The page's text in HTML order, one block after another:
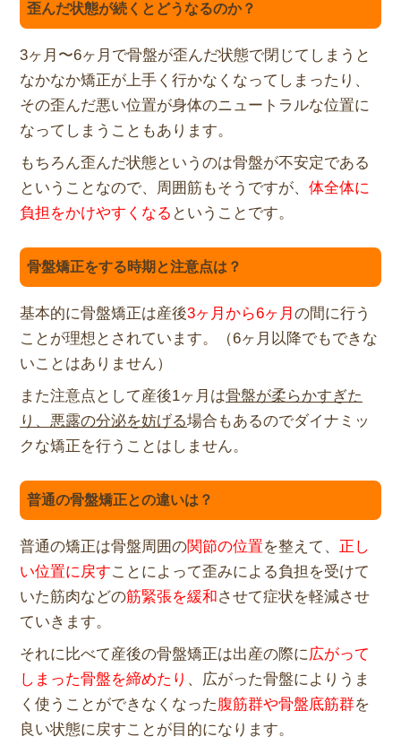
歪んだ状態が続くとどうなるのか？
3ヶ月〜6ヶ月で骨盤が歪んだ状態で閉じてしまうと
なかなか矯正が上手く 行かなくなってしまったり、
その歪んだ悪い位置が身体のニュートラルな位置に
なってしまうこ ともあります。
もちろん歪んだ状態というのは骨盤が不安定である
ということなので、周囲筋もそうですが、 体全体に
負担をかけやすくなる ということです。
骨盤矯正をする時期と注意点は？
基本的に骨盤矯正は産後3ヶ月から6ヶ月 の間に行う
ことが理想と されています。（6ヶ月以降でもできな
いことはありません）
また注意点として産後1ヶ月は骨盤が柔らかすぎた
り、 悪露の分泌を妨げる場合もあるのでダイナミッ
クな矯正を行うこと はしません。
普通の骨盤矯正との違いは？
普通の矯正は骨盤周囲の関節の位置を整えて、
正し
い位置に戻すことによって歪みによる負担を受けて
いた筋肉などの筋緊張を緩和 させて症状を軽減させ
ていきます。
それに比べて産後の骨盤矯正は出産の際に広がって
しまった骨盤を締めたり 、 広がった骨盤によりうま
く使うことができなくなった腹筋群や骨盤底筋群を
良い状態に戻すことが目的になります。